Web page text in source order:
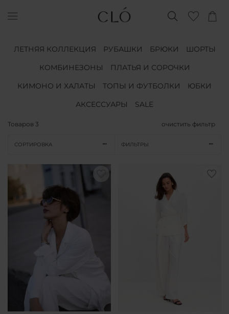
ЛЕТНЯЯ КОЛЛЕКЦИЯ РУБАШКИ БРЮКИ
ШОРТЫ
КОМБИНЕЗОНЫ
ПЛАТЬЯ И СОРОЧКИ
КИМОНО И ХАЛАТЫ
ТОПЫ И ФУТБОЛКИ
ЮБКИ
АКСЕССУАРЫ
SALE
Товаров 3 очистить фильтр
СОРТИРОВКА ФИЛЬТРЫ